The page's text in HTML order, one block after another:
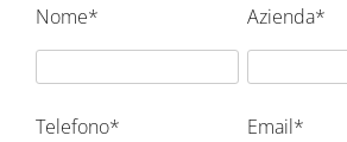
Nome* Azienda*
Telefono* Email*